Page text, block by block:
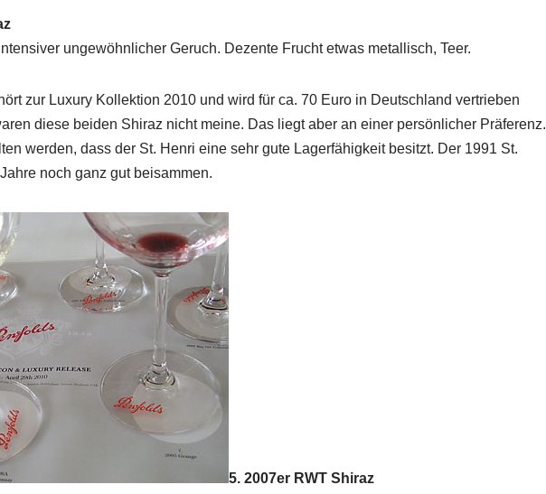
ungewöhnlicher Geruch. Dezente Frucht etwas metallisch, Teer.
zur Luxury Kollektion 2010 und wird für ca. 70 Euro in Deutschland vertrieben
diese beiden Shiraz nicht meine. Das liegt aber an einer persönlicher Präferenz.
werden, dass der St. Henri eine sehr gute Lagerfähigkeit besitzt. Der 1991 St.
noch ganz gut beisammen.
5. 2007er RWT Shiraz